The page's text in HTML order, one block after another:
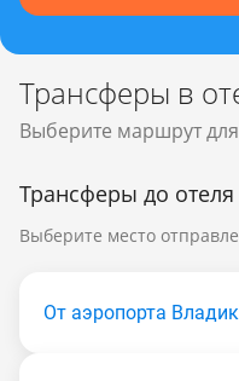
Трансферы в
Выберите маршрут для
Трансферы до
Выберите место
От аэропорта